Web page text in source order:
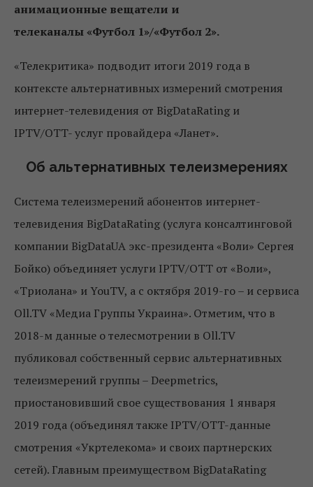
анимационные вещатели и
телеканалы «Футбол 1»/«Футбол 2».
«Телекритика» подводит итоги 2019 года в
контексте альтернативных измерений смотрения
интернет-телевидения от BigDataRating и
IPTV/OTT- услуг провайдера «Ланет».
Об альтернативных телеизмерениях
Система телеизмерений абонентов интернет-
телевидения BigDataRating (услуга консалтинговой
компании BigDataUA экс-президента «Воли» Сергея
Бойко) объединяет услуги IPTV/OTT от «Воли»,
«Триолана» и YouTV, а с октября 2019-го – и сервиса
Oll.TV «Медиа Группы Украина». Отметим, что в
2018-м данные о телесмотрении в Oll.TV
публиковал собственный сервис альтернативных
телеизмерений группы – Deepmetrics,
приостановивший свое существования 1 января
2019 года (объединял также IPTV/OTT-данные
смотрения «Укртелекома» и своих партнерских
сетей). Главным преимуществом BigDataRating